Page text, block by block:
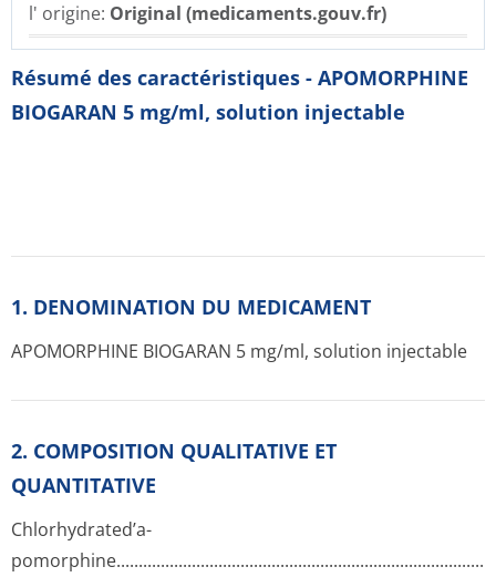
l' origine: Original (medicaments.gouv.fr)
Résumé des caractéristiques - APOMORPHINE
BIOGARAN 5 mg/ml, solution injectable
1. DENOMINATION DU MEDICAMENT
APOMORPHINE BIOGARAN 5 mg/ml, solution injectable
2. COMPOSITION QUALITATIVE ET
QUANTITATIVE
Chlorhydrated’a­